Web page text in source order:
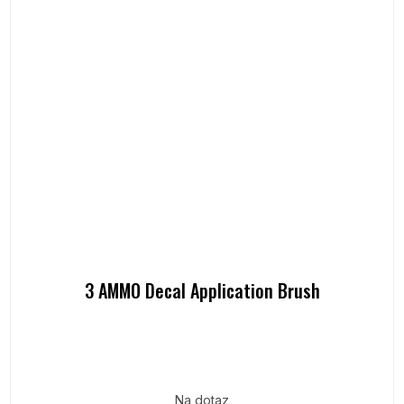
3 AMMO Decal Application Brush
Na dotaz